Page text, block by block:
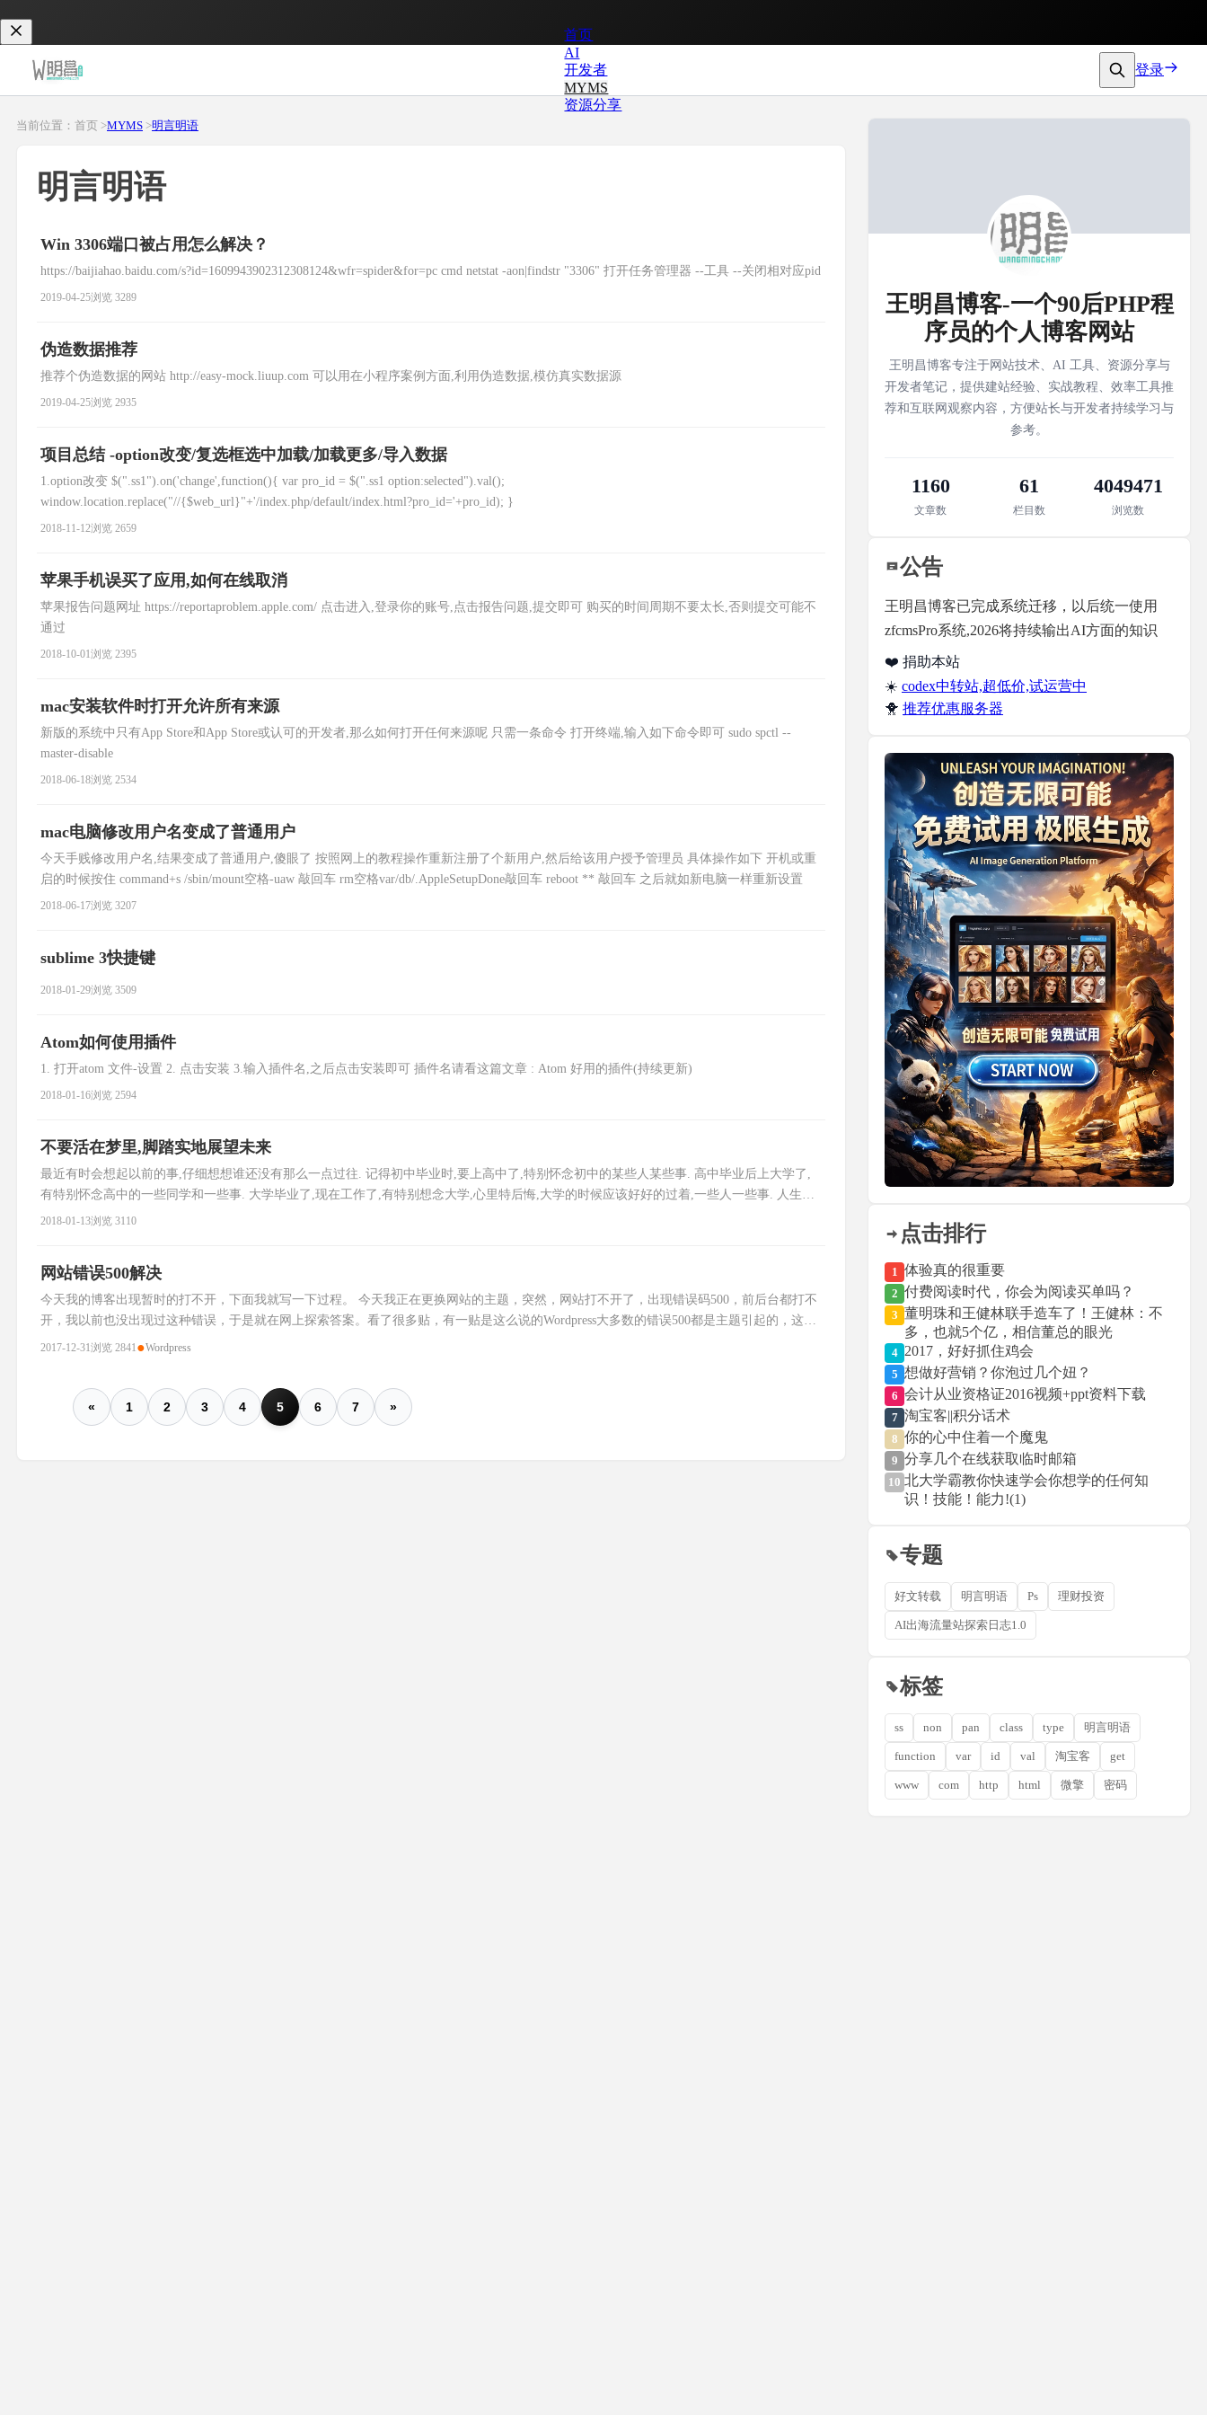
首页
AI
开发者
MYMS
资源分享
登录
当前位置：首页 >MYMS >明言明语
明言明语
Win 3306端口被占用怎么解决？
https://baijiahao.baidu.com/s?id=1609943902312308124&wfr=spider&for=pc cmd netstat -aon|findstr "3306" 打开任务管理器 --工具 --关闭相对应pid
2019-04-25浏览 3289
伪造数据推荐
推荐个伪造数据的网站 http://easy-mock.liuup.com 可以用在小程序案例方面,利用伪造数据,模仿真实数据源
2019-04-25浏览 2935
项目总结 -option改变/复选框选中加载/加载更多/导入数据
1.option改变 $(".ss1").on('change',function(){ var pro_id = $(".ss1 option:selected").val();
window.location.replace("//{$web_url}"+'/index.php/default/index.html?pro_id='+pro_id); }
2018-11-12浏览 2659
苹果手机误买了应用,如何在线取消
苹果报告问题网址 https://reportaproblem.apple.com/ 点击进入,登录你的账号,点击报告问题,提交即可 购买的时间周期不要太长,否则提交可能不
通过
2018-10-01浏览 2395
mac安装软件时打开允许所有来源
新版的系统中只有App Store和App Store或认可的开发者,那么如何打开任何来源呢 只需一条命令 打开终端,输入如下命令即可 sudo spctl --
master-disable
2018-06-18浏览 2534
mac电脑修改用户名变成了普通用户
今天手贱修改用户名,结果变成了普通用户,傻眼了 按照网上的教程操作重新注册了个新用户,然后给该用户授予管理员 具体操作如下 开机或重
启的时候按住 command+s /sbin/mount空格-uaw 敲回车 rm空格var/db/.AppleSetupDone敲回车 reboot ** 敲回车 之后就如新电脑一样重新设置
2018-06-17浏览 3207
sublime 3快捷键
2018-01-29浏览 3509
Atom如何使用插件
1. 打开atom 文件-设置 2. 点击安装 3.输入插件名,之后点击安装即可 插件名请看这篇文章 : Atom 好用的插件(持续更新)
2018-01-16浏览 2594
不要活在梦里,脚踏实地展望未来
最近有时会想起以前的事,仔细想想谁还没有那么一点过往. 记得初中毕业时,要上高中了,特别怀念初中的某些人某些事. 高中毕业后上大学了,
有特别怀念高中的一些同学和一些事. 大学毕业了,现在工作了,有特别想念大学,心里特后悔,大学的时候应该好好的过着,一些人一些事. 人生就
是这样,时间过去之后就一去不复返了. 有时我会想:我以后会过着怎样的生活,和什么样的人厮守
2018-01-13浏览 3110
网站错误500解决
今天我的博客出现暂时的打不开，下面我就写一下过程。 今天我正在更换网站的主题，突然，网站打不开了，出现错误码500，前后台都打不
开，我以前也没出现过这种错误，于是就在网上探索答案。看了很多贴，有一贴是这么说的Wordpress大多数的错误500都是主题引起的，这才
恍然大悟 于是乎，通过ftp查看网站源码，把主题文件夹改名，这是打开网站后台，OK，可以打开了
2017-12-31浏览 2841 ●Wordpress
« 1 2 3 4 5 6 7 »
王明昌博客-一个90后PHP程
序员的个人博客网站
王明昌博客专注于网站技术、AI 工具、资源分享与
开发者笔记，提供建站经验、实战教程、效率工具推
荐和互联网观察内容，方便站长与开发者持续学习与
参考。
1160
文章数
61
栏目数
4049471
浏览数
公告
王明昌博客已完成系统迁移，以后统一使用
zfcmsPro系统,2026将持续输出AI方面的知识
❤️ 捐助本站
☀️ codex中转站,超低价,试运营中
🐥 推荐优惠服务器
点击排行
1 体验真的很重要
2 付费阅读时代，你会为阅读买单吗？
3 董明珠和王健林联手造车了！王健林：不
多，也就5个亿，相信董总的眼光
4 2017，好好抓住鸡会
5 想做好营销？你泡过几个妞？
6 会计从业资格证2016视频+ppt资料下载
7 淘宝客||积分话术
8 你的心中住着一个魔鬼
9 分享几个在线获取临时邮箱
10 北大学霸教你快速学会你想学的任何知
识！技能！能力!(1)
专题
好文转载 明言明语 Ps 理财投资
AI出海流量站探索日志1.0
标签
ss non pan class type 明言明语
function var id val 淘宝客 get
www com http html 微擎 密码